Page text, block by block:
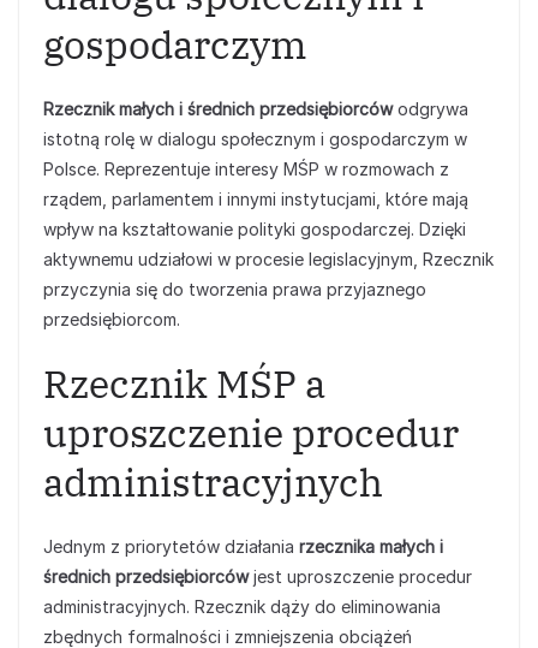
gospodarczym
Rzecznik małych i średnich przedsiębiorcówodgrywa
istotną rolę w dialogu społecznym i gospodarczym w
Polsce. Reprezentuje interesy MŚP w rozmowach z
rządem, parlamentem i innymi instytucjami, które mają
wpływ na kształtowanie polityki gospodarczej. Dzięki
aktywnemu udziałowi w procesie legislacyjnym, Rzecznik
przyczynia się do tworzenia prawa przyjaznego
przedsiębiorcom.
Rzecznik MŚP a
uproszczenie procedur
administracyjnych
Jednym z priorytetów działania rzecznika małych i
średnich przedsiębiorcówjest uproszczenie procedur
administracyjnych. Rzecznik dąży do eliminowania
zbędnych formalności i zmniejszenia obciążeń